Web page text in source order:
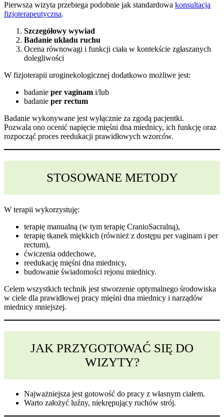
Pierwsza wizyta przebiega podobnie jak standardowa konsultacja
fizjoterapeutyczna.
Szczegółowy wywiad
Badanie układu ruchu
Ocena równowagi i funkcji ciała w kontekście zgłaszanych
dolegliwości
W fizjoterapii uroginekologicznej dodatkowo możliwe jest:
badanie per vaginam i/lub
badanie per rectum
Badanie wykonywane jest wyłącznie za zgodą pacjentki.
Pozwala ono ocenić napięcie mięśni dna miednicy, ich funkcję oraz
rozpocząć proces reedukacji prawidłowych wzorców.
STOSOWANE METODY
W terapii wykorzystuję:
terapię manualną (w tym terapię CranioSacralną),
terapię tkanek miękkich (również z dostępu per vaginam i per
rectum),
ćwiczenia oddechowe,
reedukację mięśni dna miednicy,
budowanie świadomości rejonu miednicy.
Celem wszystkich technik jest stworzenie optymalnego środowiska
w ciele dla prawidłowej pracy mięśni dna miednicy i narządów
miednicy mniejszej.
JAK PRZYGOTOWAĆ SIĘ DO
WIZYTY?
Najważniejsza jest gotowość do pracy z własnym ciałem.
Warto założyć luźny, niekrępujący ruchów strój.